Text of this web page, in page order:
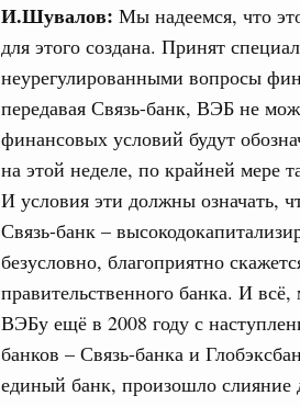
И.Шувалов: Мы надеемся, что
для этого создана. Принят
неурегулированными вопросы
передавая Связь-банк, ВЭБ не
финансовых условий будут
на этой неделе, по крайней мере
И условия эти должны означать,
Связь-банк –
безусловно, благоприятно
правительственного банка. И
ВЭБу ещё в 2008 году с
банков – Связь-банка и
единый банк, произошло слияние